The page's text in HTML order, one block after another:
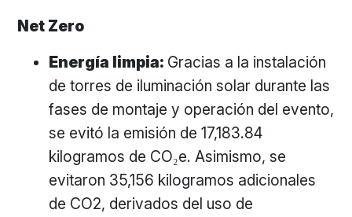
Net Zero
Energía limpia: Gracias a la instalación
de torres de iluminación solar durante las
fases de montaje y operación del evento,
se evitó la emisión de 17,183.84
kilogramos de CO₂e. Asimismo, se
evitaron 35,156 kilogramos adicionales
de CO2, derivados del uso de